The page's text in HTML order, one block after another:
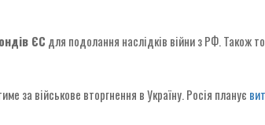
ЄС для подолання наслідків війни з РФ. Також
за військове вторгнення в Україну. Росія планує